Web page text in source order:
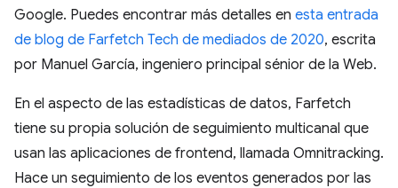
Google. Puedes encontrar más detalles en esta entrada
de blog de Farfetch Tech de mediados de 2020, escrita
por Manuel García, ingeniero principal sénior de la Web.
En el aspecto de las estadísticas de datos, Farfetch
tiene su propia solución de seguimiento multicanal que
usan las aplicaciones de frontend, llamada Omnitracking.
Hace un seguimiento de los eventos generados por las